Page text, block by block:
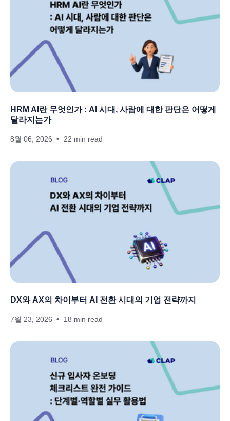
HRM AI란 무엇인가 : AI 시대, 사람에 대한 판단은 어떻게
달라지는가
8월 06, 2026 22 min read
DX와 AX의 차이부터 AI 전환 시대의 기업 전략까지
7월 23, 2026 18 min read